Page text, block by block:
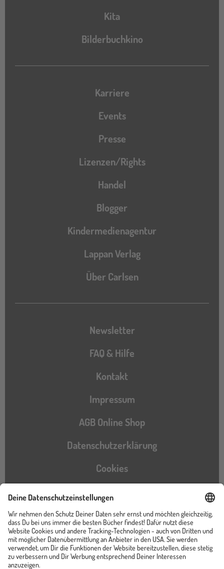
Kita
Bilderbuchkino
Karriere
Events
Presse
Lizenzen/Rights
Handel
Blogger
Kindermedienagentur
Lappan Verlag
Über Carlsen
Newsletter
FAQ & Hilfe
Kontakt
Impressum
AGB Online Shop
Datenschutzerklärung
Cookies
Barrierefreiheitserklärung
Instagram
TikTokPinterestYouTubeFacebook